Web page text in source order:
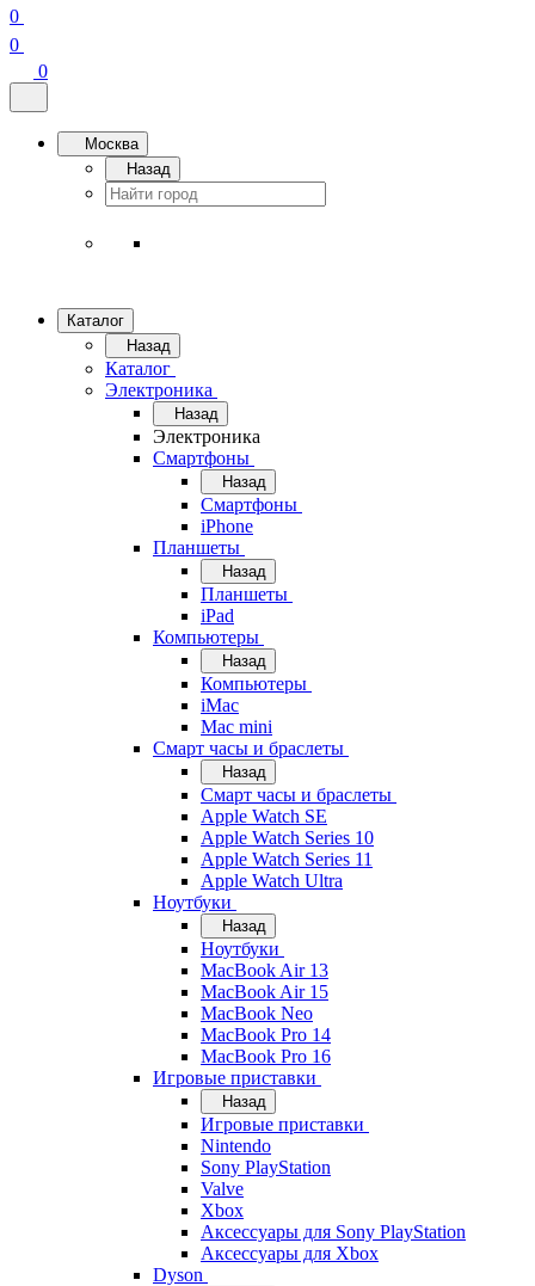
0
0
0
Москва
Назад
Каталог
Назад
Каталог
Электроника
Назад
Электроника
Смартфоны
Назад
Смартфоны
iPhone
Планшеты
Назад
Планшеты
iPad
Компьютеры
Назад
Компьютеры
iMac
Mac mini
Смарт часы и браслеты
Назад
Смарт часы и браслеты
Apple Watch SE
Apple Watch Series 10
Apple Watch Series 11
Apple Watch Ultra
Ноутбуки
Назад
Ноутбуки
MacBook Air 13
MacBook Air 15
MacBook Neo
MacBook Pro 14
MacBook Pro 16
Игровые приставки
Назад
Игровые приставки
Nintendo
Sony PlayStation
Valve
Xbox
Аксессуары для Sony PlayStation
Аксессуары для Xbox
Dyson